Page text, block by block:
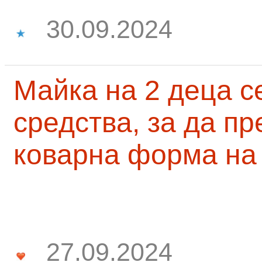
30.09.2024
Майка на 2 деца
средства, за да
коварна форма на
27.09.2024